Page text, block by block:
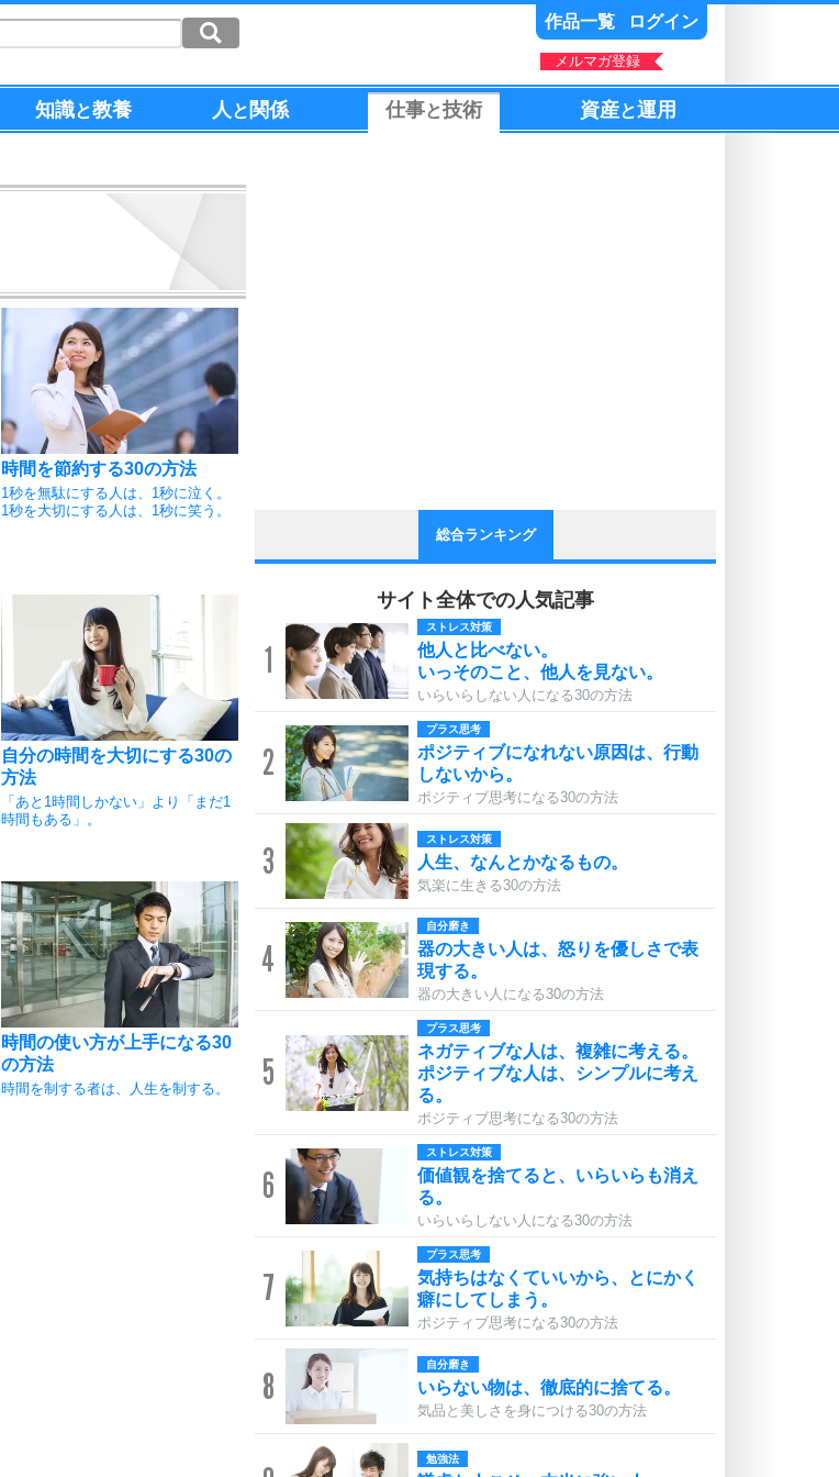
作品一覧 ログイン
メルマガ登録
知識と教養 人と 関係 仕事と技術 資産と運用
時間を節約する30の方法
1秒を無駄にする人は、1秒に泣く。
1秒を大切にする人は、1秒に笑う。
自分の時間を大切にする30の
方法
「あと1時間しかない」より「まだ1
時間もある」。
時間の使い方が上手になる30
の方法
時間を制する者は、人生を制する。
総合ランキング
サイト全体での人気記事
1
ストレス対策
他人と比べない。
いっそのこと、他人を見ない。
いらいらしない人になる30の方法
2
プラス思考
ポジティブになれない原因は、行動
しないから。
ポジティブ思考になる30の方法
3
ストレス対策
人生、なんとかなるもの。
気楽に生きる30の方法
4
自分磨き
器の大きい人は、怒りを優しさで表
現する。
器の大きい人になる30の方法
5
プラス思考
ネガティブな人は、複雑に考える。
ポジティブな人は、シンプルに考え
る。
ポジティブ思考になる30の方法
6
ストレス対策
価値観を捨てると、いらいらも消え
る。
いらいらしない人になる30の方法
7
プラス思考
気持ちはなくていいから、とにかく
癖にしてしまう。
ポジティブ思考になる30の方法
8
自分磨き
いらない物は、徹底的に捨てる。
気品と美しさを身につける30の方法
勉強法